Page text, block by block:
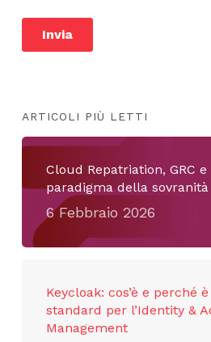
ARTICOLI PIÙ LETTI
Cloud Repatriation, GRC
paradigma della
6 Febbraio 2026
Keycloak: cos’è e perché
standard per l’Identity &
Management